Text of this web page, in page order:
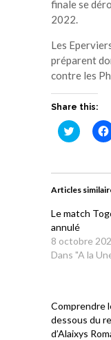
finale se
2022.
Les
préparent
contre les
Share this:
Cliquez
pour
dans
nouvelle
Articles
Le match
annulé
8 octobre
Dans "A la
Comprendre
dessous du
d’Alaixys